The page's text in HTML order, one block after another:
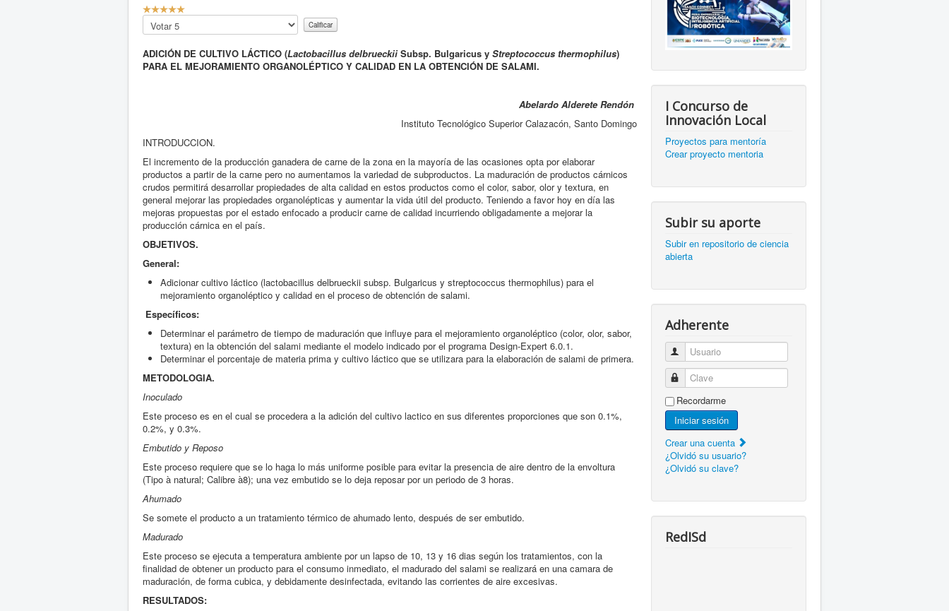
C
a
l
f
i
n
d
e
l
u
s
u
r
i
5
Por
favor
califique
ADICIÓN DE CULTIVO LÁCTICO (Lactobacillus delbrueckii Subsp. Bulgaricus y Streptococcus thermophilus)
PARA EL MEJORAMIENTO ORGANOLÉPTICO Y CALIDAD EN LA OBTENCIÓN DE SALAMI.
Abelardo Alderete Rendón
Instituto Tecnológico Superior Calazacón, Santo Domingo
INTRODUCCION.
El incremento de la producción ganadera de carne de la zona en la mayoría de las ocasiones opta por elaborar
productos a partir de la carne pero no aumentamos la variedad de subproductos. La maduración de productos cárnicos
crudos permitirá desarrollar propiedades de alta calidad en estos productos como el color, sabor, olor y textura, en
general mejorar las propiedades organolépticas y aumentar la vida útil del producto. Teniendo a favor hoy en día las
mejoras propuestas por el estado enfocado a producir carne de calidad incurriendo obligadamente a mejorar la
producción cárnica en el país.
OBJETIVOS.
General:
Adicionar cultivo láctico (lactobacillus delbrueckii subsp. Bulgaricus y streptococcus thermophilus) para el
mejoramiento organoléptico y calidad en el proceso de obtención de salami.
Específicos:
Determinar el parámetro de tiempo de maduración que influye para el mejoramiento organoléptico (color, olor, sabor,
textura) en la obtención del salami mediante el modelo indicado por el programa Design-Expert 6.0.1.
Determinar el porcentaje de materia prima y cultivo láctico que se utilizara para la elaboración de salami de primera.
METODOLOGIA.
Inoculado
Este proceso es en el cual se procedera a la adición del cultivo lactico en sus diferentes proporciones que son 0.1%,
0.2%, y 0.3%.
Embutido y Reposo
Este proceso requiere que se lo haga lo más uniforme posible para evitar la presencia de aire dentro de la envoltura
(Tipo à natural; Calibre à8); una vez embutido se lo deja reposar por un periodo de 3 horas.
Ahumado
Se somete el producto a un tratamiento térmico de ahumado lento, después de ser embutido.
Madurado
Este proceso se ejecuta a temperatura ambiente por un lapso de 10, 13 y 16 dias según los tratamientos, con la
finalidad de obtener un producto para el consumo inmediato, el madurado del salami se realizará en una camara de
maduración, de forma cubica, y debidamente desinfectada, evitando las corrientes de aire excesivas.
RESULTADOS:
I Concurso de
Innovación Local
Proyectos para mentoría
Crear proyecto mentoria
Subir su aporte
Subir en repositorio de ciencia
abierta
Adherente
Usuario
Clave
Recordarme
Iniciar sesión
Crear una cuenta
¿Olvidó su usuario?
¿Olvidó su clave?
RedISd